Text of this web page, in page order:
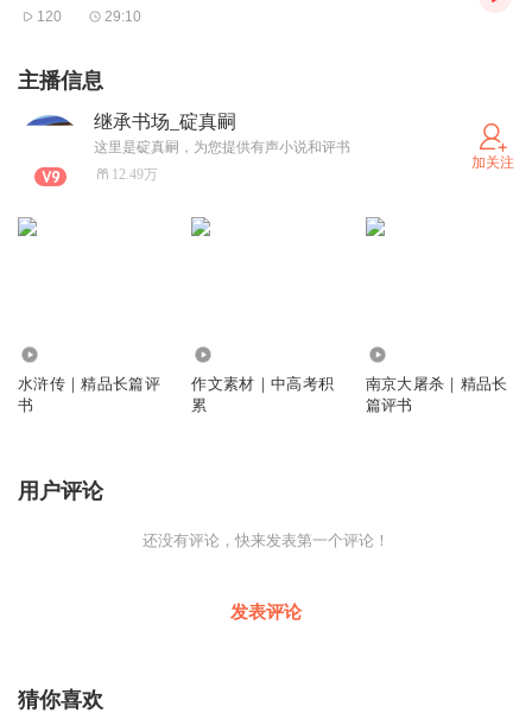
120 29:10
主播信息
继承书场_碇真嗣
这里是碇真嗣，为您提供有声小说和评书
12.49万
加关注
水浒传｜精品长篇评
书
作文素材｜中高考积
累
南京大屠杀｜精品长
篇评书
用户评论
还没有评论，快来发表第一个评论！
发表评论
猜你喜欢